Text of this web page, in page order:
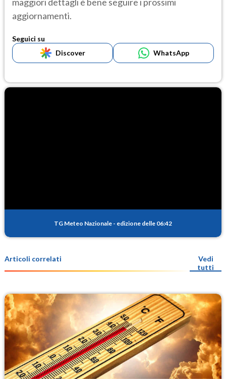
aggiornamenti.
Seguici su
Discover
WhatsApp
TG Meteo Nazionale - edizione delle 06:42
Articoli correlati
Vedi
tutti